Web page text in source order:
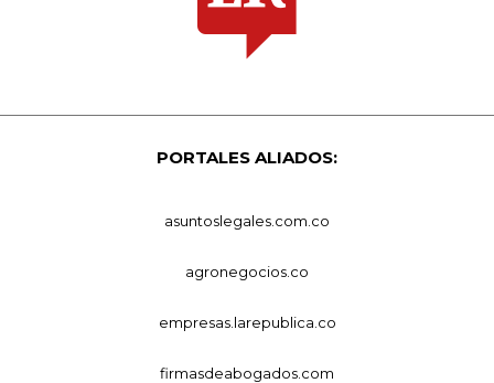
PORTALES ALIADOS:
asuntoslegales.com.co
agronegocios.co
empresas.larepublica.co
firmasdeabogados.com